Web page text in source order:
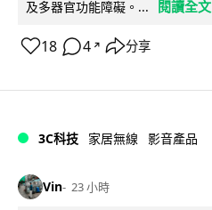
及多器官功能障礙。...
閱讀全文
18 4 ↗ 分享
3C科技 家居無線 影音產品
Vin 23 小時